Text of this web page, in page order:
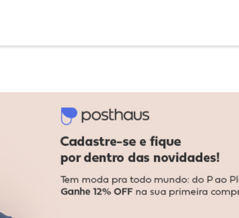
Ver todas as avaliações